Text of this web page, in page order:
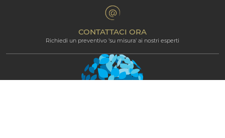
Programma di affiliazione
Area riservata al trade
Termini e condizioni
CONTATTACI ORA
Richiedi un preventivo 'su misura' ai nostri esperti